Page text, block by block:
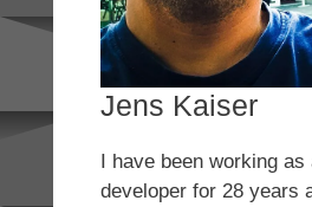
Jens Kaiser
I have been working as
developer for 28 years